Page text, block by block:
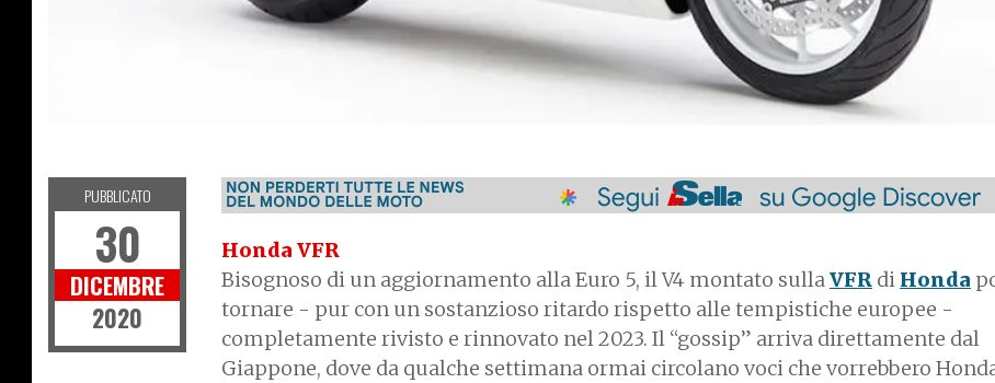
Honda VFR
Bisognoso di un aggiornamento alla Euro 5, il V4 montato sullaVFR di Honda
tornare - pur con un sostanzioso ritardo rispetto alle tempistiche europee -
completamente rivisto e rinnovato nel 2023. Il “gossip” arriva direttamente dal
Giappone, dove da qualche settimana ormai circolano voci che vorrebbero
PUBBLICATO
30
DICEMBRE
2020